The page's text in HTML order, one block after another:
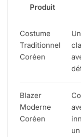
Produit
Costume
Traditionnel
Coréen
Blazer
Moderne
Coréen